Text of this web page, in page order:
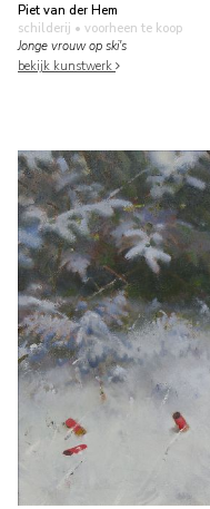
Piet van der Hem
schilderij • voorheen te koop
Jonge vrouw op ski's
bekijk kunstwerk